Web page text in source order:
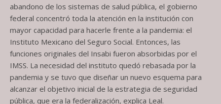
abandono de los sistemas de salud pública, el gobierno
federal concentró toda la atención en la institución con
mayor capacidad para hacerle frente a la pandemia: el
Instituto Mexicano del Seguro Social. Entonces, las
funciones originales del Insabi fueron absorbidas por el
IMSS. La necesidad del instituto quedó rebasada por la
pandemia y se tuvo que diseñar un nuevo esquema para
alcanzar el objetivo inicial de la estrategia de seguridad
pública, que era la federalización, explica Leal.